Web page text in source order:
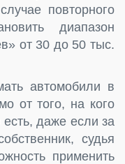
повторного
диапазон
от 30 до 50 тыс.
автомобили в
от того, на кого
даже если за
судья
применить